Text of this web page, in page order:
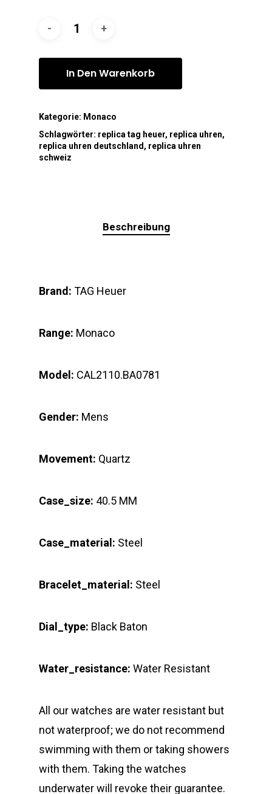
In Den Warenkorb
Kategorie: Monaco
Schlagwörter: replica tag heuer, replica uhren,
replica uhren deutschland , replica uhren
schweiz
Beschreibung
Brand: TAG Heuer
Range: Monaco
Model: CAL2110.BA0781
Gender: Mens
Movement: Quartz
Case_size: 40.5 MM
Case_material: Steel
Bracelet_material: Steel
Dial_type: Black Baton
Water_resistance: Water Resistant
All our watches are water resistant but
not waterproof; we do not recommend
swimming with them or taking showers
with them. Taking the watches
underwater will revoke their guarantee.